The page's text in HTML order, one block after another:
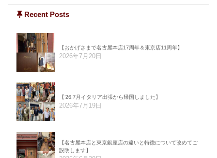
Recent Posts
【おかげさまで名古屋本店17周年＆東京店11周年】
2026年7月20日
【’26.7月イタリア出張から帰国しました】
2026年7月19日
【名古屋本店と東京銀座店の違いと特徴について改めてご
説明します】